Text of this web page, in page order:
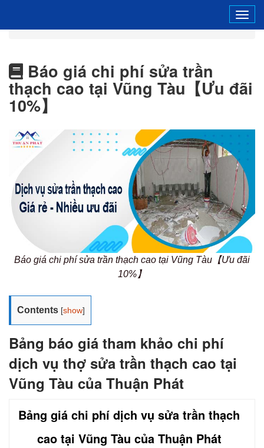
Báo giá chi phí sửa trần
thạch cao tại Vũng Tàu【Ưu đãi
10%】
Báo giá chi phí sửa trần thạch cao tại Vũng Tàu【Ưu đãi
10%】
Contents [show]
Bảng báo giá tham khảo chi phí
dịch vụ thợ sửa trần thạch cao tại
Vũng Tàu của Thuận Phát
Bảng giá chi phí dịch vụ sửa trần thạch
cao tại Vũng Tàu của Thuận Phát